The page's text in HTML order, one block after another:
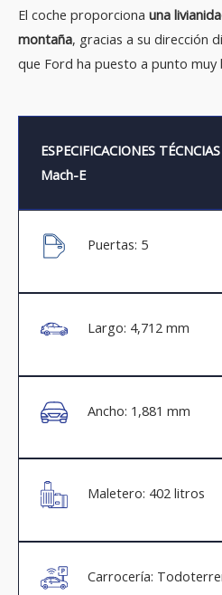
El coche proporciona una
montaña, gracias a su dirección
que Ford ha puesto a punto
ESPECIFICACIONES
Mach-E
Puertas: 5
Largo: 4,712 mm
Ancho: 1,881 mm
Maletero: 402 litros
Carrocería: